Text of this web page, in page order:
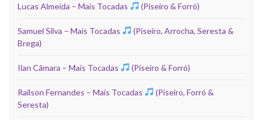
Lucas Almeida – Mais Tocadas (Piseiro & Forró)
Samuel Silva – Mais Tocadas
(Piseiro, Arrocha, Seresta &
Brega)
Ilan Câmara – Mais Tocadas (Piseiro & Forró)
Railson Fernandes – Mais Tocadas
(Piseiro, Forró &
Seresta)